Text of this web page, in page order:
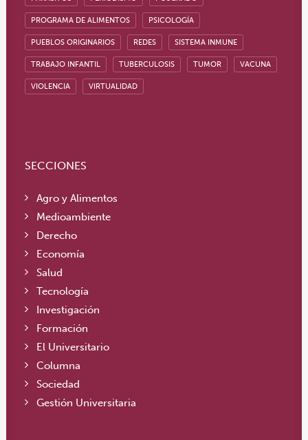
PROGRAMA DE ALIMENTOS PSICOLOGÍA
PUEBLOS ORIGINARIOS REDES SISTEMA INMUNE
TRABAJO INFANTIL TUBERCULOSIS TUMOR VACUNA
VIOLENCIA VIRTUALIDAD
SECCIONES
Agro y Alimentos
Medioambiente
Derecho
Economía
Salud
Tecnología
Investigación
Formación
El Universitario
Columna
Sociedad
Gestión Universitaria